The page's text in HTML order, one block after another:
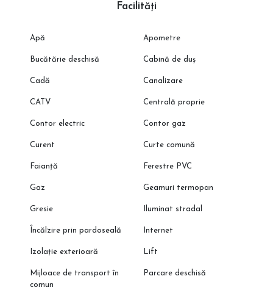
Facilități
Apă Apometre
Bucătărie deschisă Cabină de duș
Cadă Canalizare
CATV Centrală proprie
Contor electric Contor gaz
Curent Curte comună
Faianță Ferestre PVC
Gaz Geamuri termopan
Gresie Iluminat stradal
Încălzire prin pardoseală Internet
Izolație exterioară Lift
Mijloace de transport în
comun
Parcare deschisă